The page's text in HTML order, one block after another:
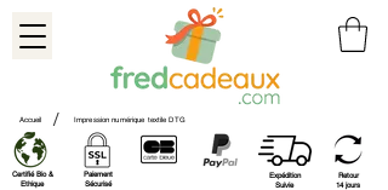
Accueil / Impression numérique textile DTG
Certifié Bio &
Ethique
Retour
14 jours
Expédition
Suivie
Paiement
Sécurisé